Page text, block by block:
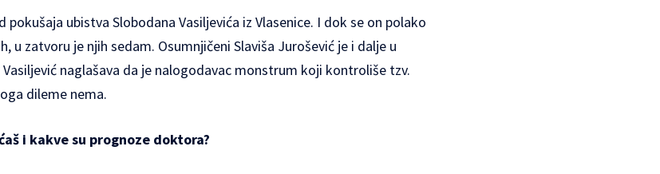
ubistva Slobodana Vasiljevića iz Vlasenice. I dok se on polako
u zatvoru je njih sedam. Osumnjičeni Slaviša Jurošević je i dalje u
naglašava da je nalogodavac monstrum koji kontroliše tzv.
dileme nema.
i kakve su prognoze doktora?